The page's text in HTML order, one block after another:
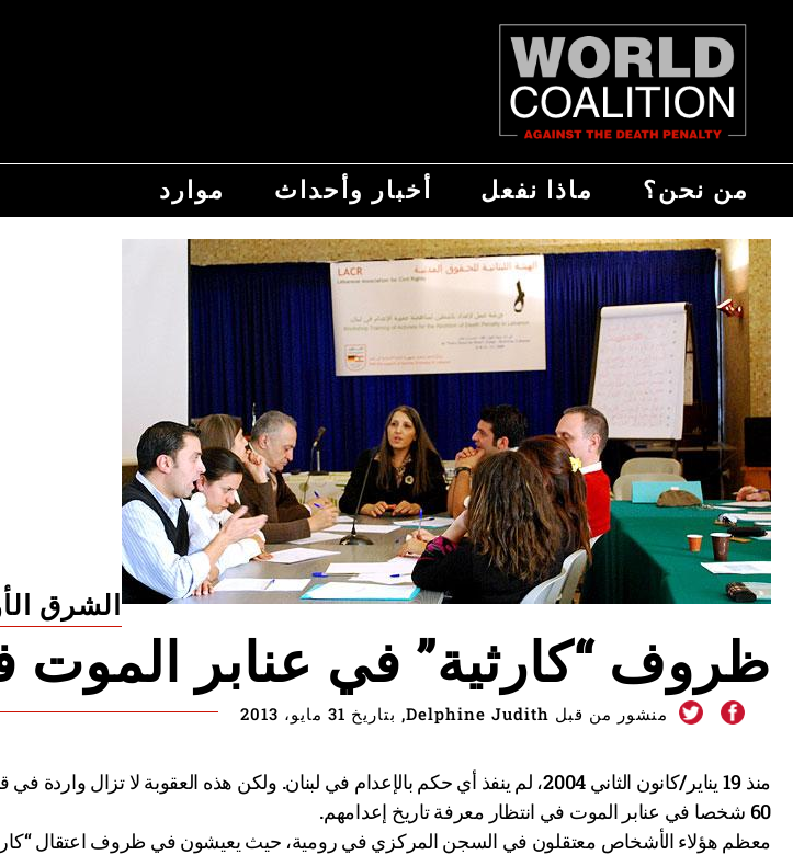
من نحن؟ ماذا نفعل أخبار وأحداث موارد
ظروف “كارثية” في عنابر الموت
الشرق
منشور من قبل Delphine Judith, بتاريخ 31 مايو، 2013
منذ 19 يناير/كانون الثاني 2004، لم ينفذ أي حكم بالإعدام في لبنان. ولكن هذه العقوبة لا
60 شخصا في عنابر الموت في انتظار معرفة تاريخ إعدامهم.
معظم هؤلاء الأشخاص معتقلون في السجن المركزي في رومية، حيث يعيشون في ظروف اعتقال